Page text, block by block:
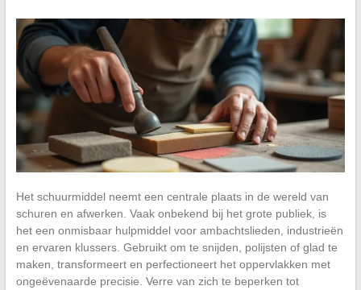
Het schuurmiddel neemt een centrale plaats in de wereld van
schuren en afwerken. Vaak onbekend bij het grote publiek, is
het een onmisbaar hulpmiddel voor ambachtslieden, industrieën
en ervaren klussers. Gebruikt om te snijden, polijsten of glad te
maken, transformeert en perfectioneert het oppervlakken met
ongeëvenaarde precisie. Verre van zich te beperken tot